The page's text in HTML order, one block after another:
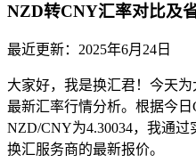
NZD转CNY汇率对比及
最近更新： 2025年6月24日
大家好，我是换汇君！今天
最新汇率行情分析。根据今日
NZD/CNY为4.30034，我通
换汇服务商的最新报价。